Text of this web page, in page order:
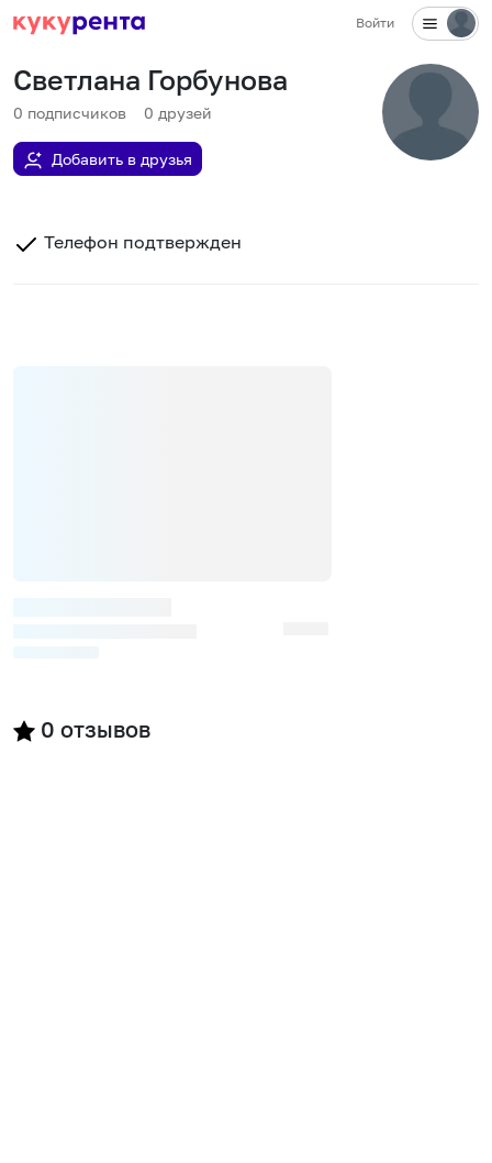
Войти
Светлана Горбунова
0 подписчиков 0 друзей
Добавить в друзья
Телефон подтвержден
0 отзывов